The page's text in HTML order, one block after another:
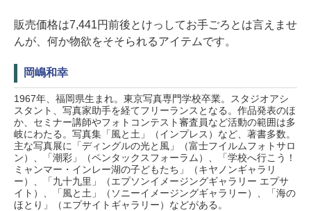
販売価格は7,441円前後とけっしてお手ごろとは言えませ
んが、何か物欲をそそられるアイテムです。
岡嶋和幸
1967年、福岡県生まれ。東京写真専門学校卒業。スタジオアシ
スタント、写真家助手を経てフリーランスとなる。作品発表のほ
か、セミナー講師やフォトコンテスト審査員など活動の範囲は多
岐にわたる。写真集「風と土」（インプレス）など、著書多数。
主な写真展に「ディングルの光と風」（富士フイルムフォトサロ
ン）、「潮彩」（ペンタックスフォーラム）、「学校へ行こう！
ミャンマー・インレー湖の子どもたち」（キヤノンギャラリ
ー）、「九十九里」（エプソンイメージングギャラリー エプサ
イト）、「風と土」（ソニーイメージングギャラリー）、「海の
ほとり」（エプサイトギャラリー）などがある。